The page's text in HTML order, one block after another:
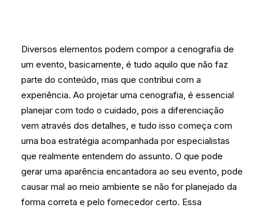
Diversos elementos podem compor a cenografia de
um evento, basicamente, é tudo aquilo que não faz
parte do conteúdo, mas que contribui com a
experiência. Ao projetar uma cenografia, é essencial
planejar com todo o cuidado, pois a diferenciação
vem através dos detalhes, e tudo isso começa com
uma boa estratégia acompanhada por especialistas
que realmente entendem do assunto. O que pode
gerar uma aparência encantadora ao seu evento, pode
causar mal ao meio ambiente se não for planejado da
forma correta e pelo fornecedor certo. Essa